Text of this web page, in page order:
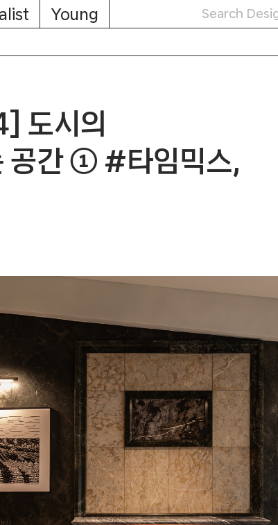
Young
도시의
공간 ① #타임믹스,
① #타임믹스, #다감각